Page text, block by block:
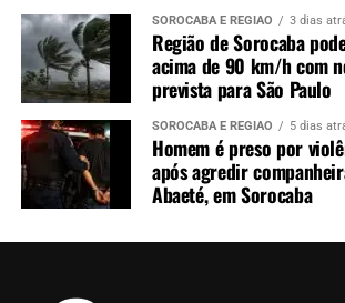
SOROCABA E REGIÃO 3 dias
Região de Sorocaba
acima de 90 km/h com
prevista para São Paulo
SOROCABA E REGIÃO 5 dias
Homem é preso por
após agredir
Abaeté, em Sorocaba